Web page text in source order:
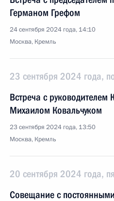
Германом Грефом
24 сентября 2024 года, 14:10
Москва, Кремль
23 сентября 2024 года,
Встреча с руководителем
Михаилом Ковальчуком
23 сентября 2024 года, 13:50
Москва, Кремль
20 сентября 2024 года,
Совещание с